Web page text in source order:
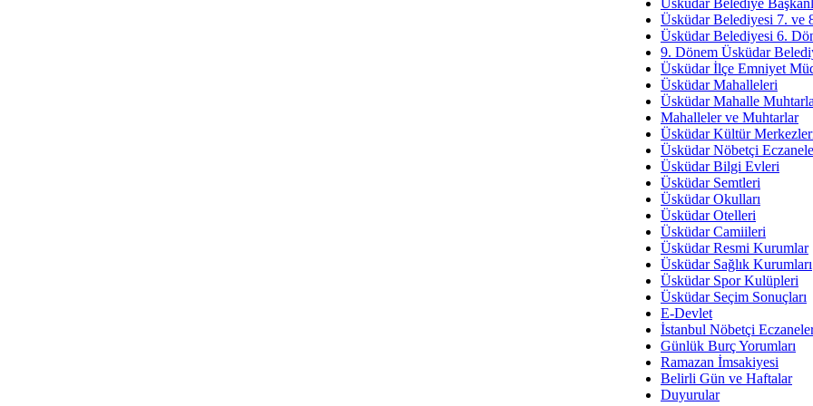
İmar Sorunlarının Genel
Arakan
Bayramın
Ruhsal
Üsküdar
Üsküdar Belediye
Üsküdar Belediyesi 7. ve
Üsküdar Belediyesi 6.
9. Dönem Üsküdar
Üsküdar İlçe Emniyet
Üsküdar Mahalleleri
Üsküdar Mahalle
Mahalleler ve Muhtarlar
Üsküdar Kültür
Üsküdar Nöbetçi
Üsküdar Bilgi Evleri
Üsküdar Semtleri
Üsküdar Okulları
Üsküdar Otelleri
Üsküdar Camiileri
Üsküdar Resmi Kurumlar
Üsküdar Sağlık Kurumları
Üsküdar Spor Kulüpleri
Üsküdar Seçim Sonuçları
E-Devlet
İstanbul Nöbetçi
Günlük Burç Yorumları
Ramazan İmsakiyesi
Belirli Gün ve Haftalar
Duyurular